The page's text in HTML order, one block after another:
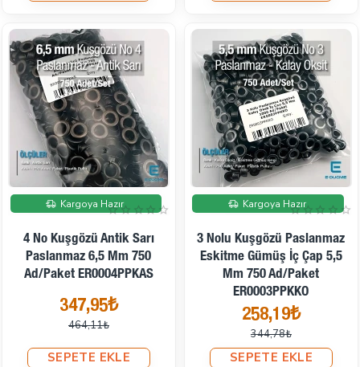
İndirimde
Kargoya Hazır
4 No Kuşgözü Antik Sarı
Paslanmaz 6,5 Mm 750
Ad/Paket ER0004PPKAS
347,95₺
464,11₺
SEPETE EKLE
İndirimde
Kargoya Hazır
3 Nolu Kuşgözü Paslanmaz
Eskitme Gümüş İç Çap 5,5
Mm 750 Ad/Paket
ER0003PPKKO
258,19₺
344,78₺
SEPETE EKLE